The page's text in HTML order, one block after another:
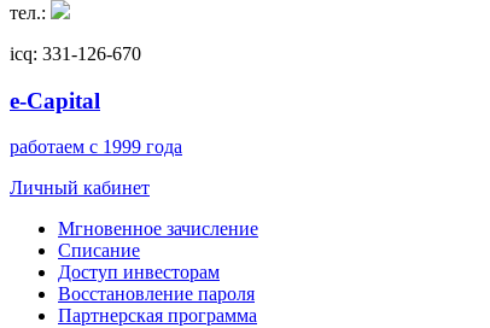
тел.:
icq: 331-126-670
e-Capital
работаем с 1999 года
Личный кабинет
Мгновенное зачисление
Списание
Доступ инвесторам
Восстановление пароля
Партнерская программа